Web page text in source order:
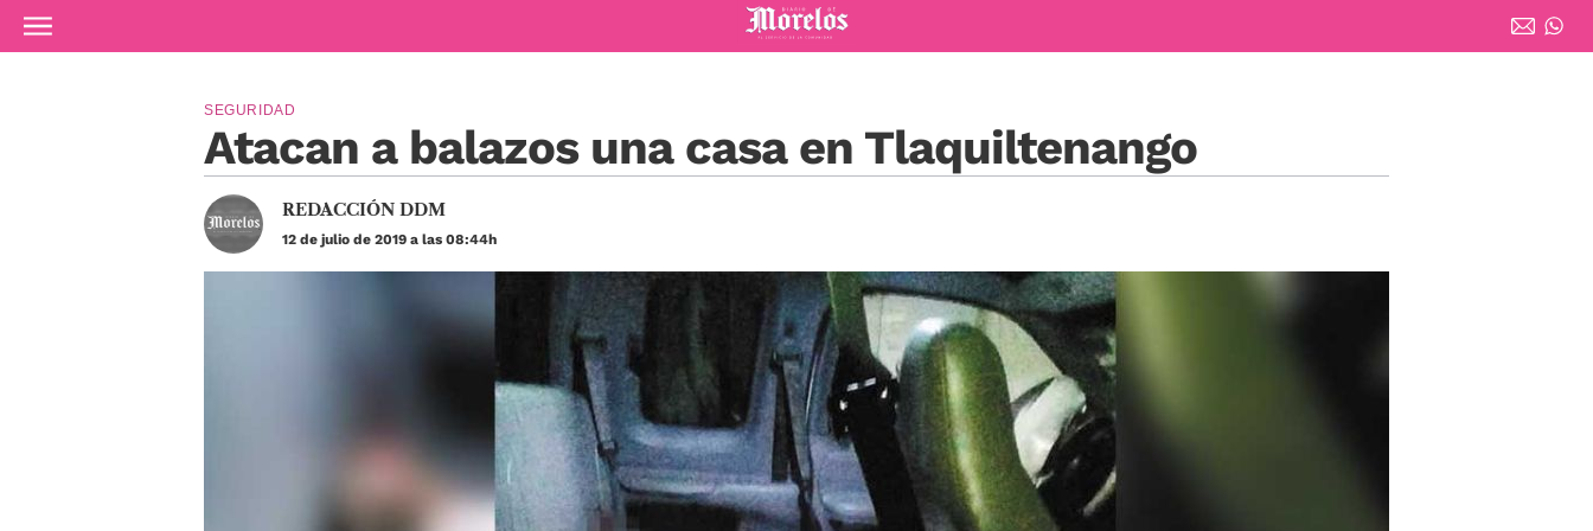
Ir al contenido principal
Diario de Morelos
Atacan a balazos una casa en Tlaquiltenango
SEGURIDAD
REDACCIÓN DDM
12 de julio de 2019 a las 08:44h